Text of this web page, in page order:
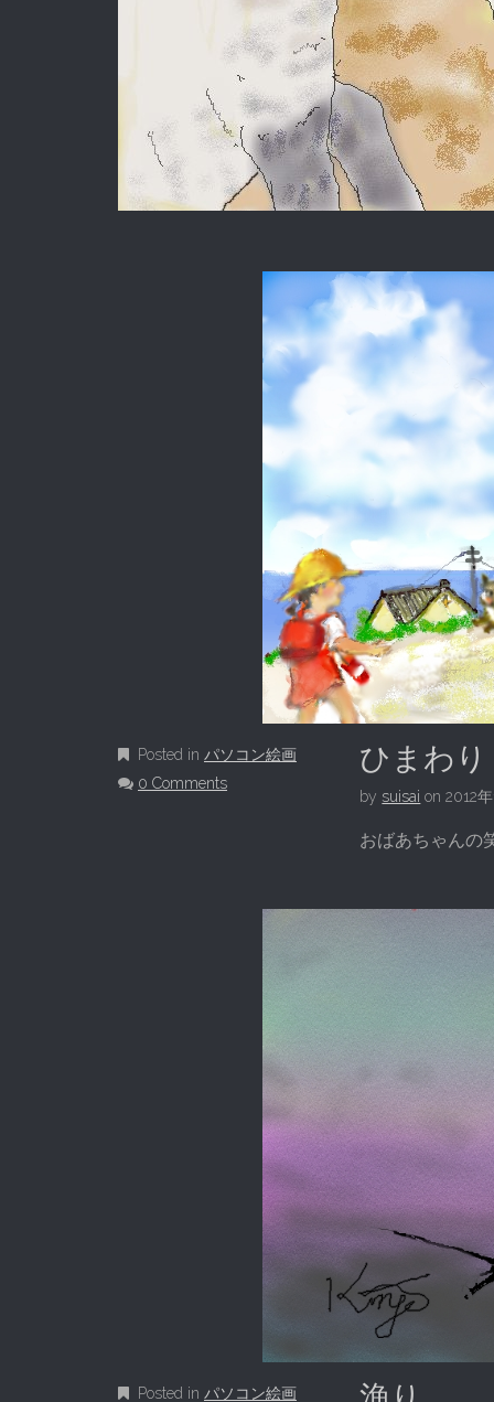
Posted in パソコン絵画
0 Comments
ひまわり
by suisai on2012
おばあちゃんの
Posted in パソコン絵画